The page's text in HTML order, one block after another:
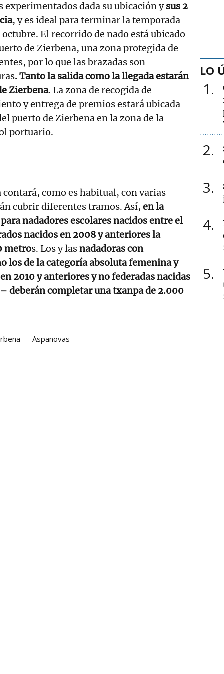
experimentados dada su ubicación ysus 2
, y es ideal para terminar la temporada
El recorrido de nado está ubicado
de Zierbena, una zona protegida de
por lo que las brazadas son
. Tanto la salida como la llegada estarán
Zierbena. La zona de recogida de
y entrega de premios estará ubicada
puerto de Zierbena en la zona de la
portuario.
contará, como es habitual, con varias
cubrir diferentes tramos. Así, en la
nadadores escolares nacidos entre el
nacidos en 2008 y anteriores la
metros. Los y lasnadadoras con
los de la categoría absoluta femenina y
2010 y anteriores y no federadas nacidas
deberán completar una txanpa de 2.000
Aspanovas
LO
1
2
3
4
5